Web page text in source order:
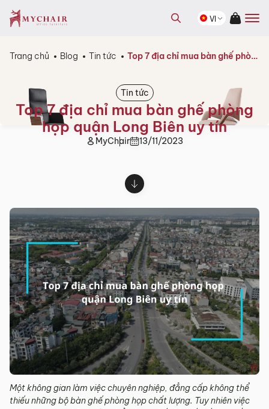
phẩm
Tìm
kiếmVI
Trang chủ Blog Tin tức Top 7 địa chỉ mua bàn ghế phòng họp quận Long Biên uy tín
Tin tức
Top 7 địa chỉ mua bàn ghế phòng
họp quận Long Biên uy tín
MyChair 13/11/2023
Một không gian làm việc chuyên nghiệp, đẳng cấp không thể
thiếu những bộ bàn ghế phòng họp chất lượng. Tuy nhiên việc